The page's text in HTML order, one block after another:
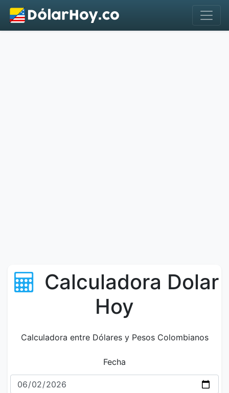
Calculadora Dolar
Hoy
Calculadora entre Dólares y Pesos Colombianos
Fecha